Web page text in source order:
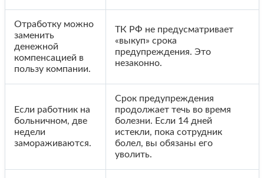
Отработку можно
заменить
денежной
компенсацией в
пользу компании.
ТК РФ не предусматривает
«выкуп» срока
предупреждения. Это
незаконно.
Если работник на
больничном, две
недели
замораживаются.
Срок предупреждения
продолжает течь во время
болезни. Если 14 дней
истекли, пока сотрудник
болел, вы обязаны его
уволить.